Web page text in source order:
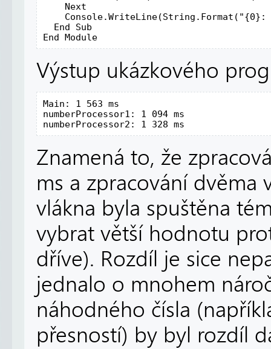
    Next
  End Sub
Výstup ukázkového
Main: 1 563 ms
numberProcessor1: 1 094 ms
Znamená to, že
ms a zpracování dvěma
vlákna byla spuštěna
vybrat větší hodnotu
dříve). Rozdíl je sice
jednalo o mnohem
náhodného čísla
přesností) by byl rozdíl